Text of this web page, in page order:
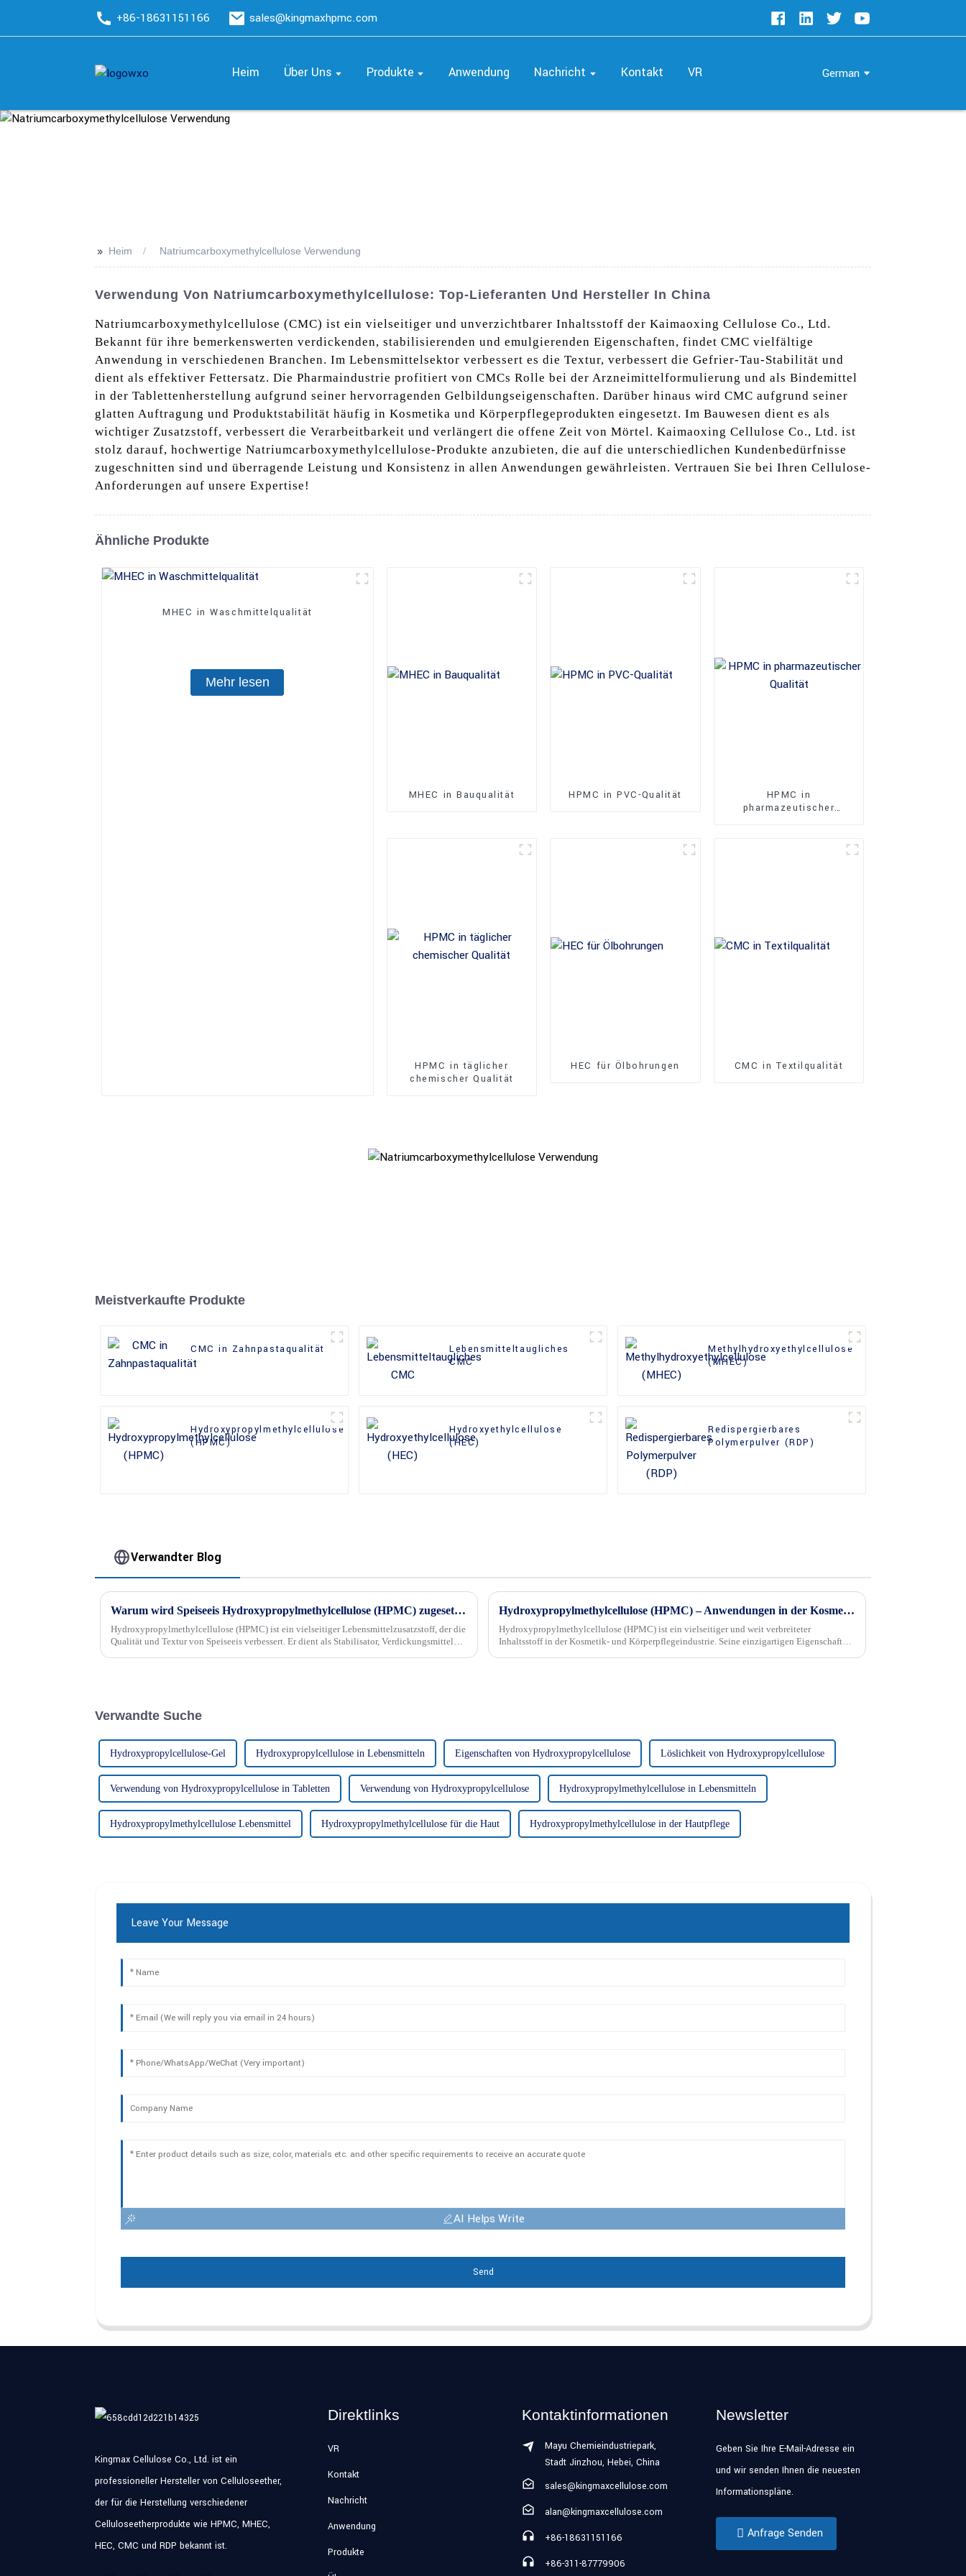
+86-18631151166 sales@kingmaxhpmc.com
Heim Über Uns Produkte Anwendung Nachricht Kontakt VR German
>> Heim Natriumcarboxymethylcellulose Verwendung
Verwendung Von Natriumcarboxymethylcellulose: Top-Lieferanten Und Hersteller In China
Natriumcarboxymethylcellulose (CMC) ist ein vielseitiger und unverzichtbarer Inhaltsstoff der Kaimaoxing Cellulose Co., Ltd.
Bekannt für ihre bemerkenswerten verdickenden, stabilisierenden und emulgierenden Eigenschaften, findet CMC vielfältige
Anwendung in verschiedenen Branchen. Im Lebensmittelsektor verbessert es die Textur, verbessert die Gefrier-Tau-Stabilität und
dient als effektiver Fettersatz. Die Pharmaindustrie profitiert von CMCs Rolle bei der Arzneimittelformulierung und als Bindemittel
in der Tablettenherstellung aufgrund seiner hervorragenden Gelbildungseigenschaften. Darüber hinaus wird CMC aufgrund seiner
glatten Auftragung und Produktstabilität häufig in Kosmetika und Körperpflegeprodukten eingesetzt. Im Bauwesen dient es als
wichtiger Zusatzstoff, verbessert die Verarbeitbarkeit und verlängert die offene Zeit von Mörtel. Kaimaoxing Cellulose Co., Ltd. ist
stolz darauf, hochwertige Natriumcarboxymethylcellulose-Produkte anzubieten, die auf die unterschiedlichen Kundenbedürfnisse
zugeschnitten sind und überragende Leistung und Konsistenz in allen Anwendungen gewährleisten. Vertrauen Sie bei Ihren Cellulose-
Anforderungen auf unsere Expertise!
Ähnliche Produkte
MHEC in Waschmittelqualität
Mehr lesen
MHEC in Bauqualität HPMC in PVC-Qualität
HPMC in
pharmazeutischer
HPMC in täglicher
chemischer Qualität
HEC für Ölbohrungen CMC in Textilqualität
Meistverkaufte Produkte
CMC in Zahnpastaqualität
Lebensmitteltaugliches
CMC
Methylhydroxyethylcellulose
(MHEC)
Hydroxypropylmethylcellulose
(HPMC)
Hydroxyethylcellulose
(HEC)
Redispergierbares
Polymerpulver (RDP)
Verwandter Blog
Warum wird Speiseeis Hydroxypropylmethylcellulose (HPMC) zugesetzt?
Hydroxypropylmethylcellulose (HPMC) ist ein vielseitiger Lebensmittelzusatzstoff, der die
Qualität und Textur von Speiseeis verbessert. Er dient als Stabilisator, Verdickungsmittel
Hydroxypropylmethylcellulose (HPMC) – Anwendungen in der Kosmetik und Körperpflege
Hydroxypropylmethylcellulose (HPMC) ist ein vielseitiger und weit verbreiteter
Inhaltsstoff in der Kosmetik- und Körperpflegeindustrie. Seine einzigartigen Eigenschaften,
Verwandte Suche
Hydroxypropylcellulose-Gel Hydroxypropylcellulose in Lebensmitteln Eigenschaften von Hydroxypropylcellulose Löslichkeit von Hydroxypropylcellulose
Verwendung von Hydroxypropylcellulose in Tabletten Verwendung von Hydroxypropylcellulose Hydroxypropylmethylcellulose in Lebensmitteln
Hydroxypropylmethylcellulose Lebensmittel Hydroxypropylmethylcellulose für die Haut Hydroxypropylmethylcellulose in der Hautpflege
Leave Your Message
AI Helps Write
Send
Kingmax Cellulose Co., Ltd. ist ein
professioneller Hersteller von Celluloseether,
der für die Herstellung verschiedener
Celluloseetherprodukte wie HPMC, MHEC,
HEC, CMC und RDP bekannt ist.
Direktlinks
VR
Kontakt
Nachricht
Anwendung
Produkte
Kontaktinformationen
Mayu Chemieindustriepark,
Stadt Jinzhou, Hebei, China
sales@kingmaxcellulose.com
alan@kingmaxcellulose.com
+86-18631151166
+86-311-87779906
Newsletter
Geben Sie Ihre E-Mail-Adresse ein
und wir senden Ihnen die neuesten
Informationspläne.
Anfrage Senden